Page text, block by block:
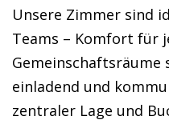
Unsere Zimmer sind
Teams – Komfort für
Gemeinschaftsräume
einladend und
zentraler Lage und